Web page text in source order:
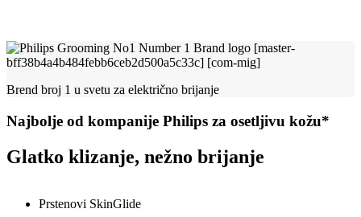
Brend broj 1 u svetu za električno brijanje
Najbolje od kompanije Philips za osetljivu kožu*
Glatko klizanje, nežno brijanje
Prstenovi SkinGlide